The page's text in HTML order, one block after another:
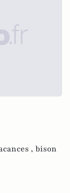
, bison